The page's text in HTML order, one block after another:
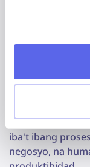
makahanap ng
produkto na
mga kagustuhan.
Pinasimple
maaaring
iba't ibang
negosyo, na